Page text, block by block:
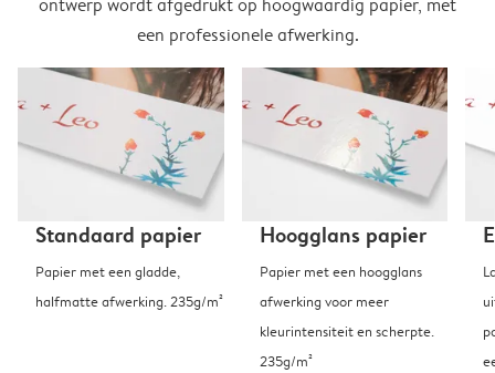
ontwerp wordt afgedrukt op hoogwaardig papier, met
een professionele afwerking.
Standaard papier
Papier met een gladde,
halfmatte afwerking. 235g/m²
Hoogglans papier
Papier met een hoogglans
afwerking voor meer
kleurintensiteit en scherpte.
235g/m²